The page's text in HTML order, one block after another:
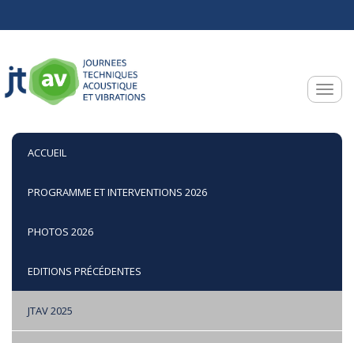
ACCUEIL
PROGRAMME ET INTERVENTIONS 2026
PHOTOS 2026
EDITIONS PRÉCÉDENTES
JTAV 2025